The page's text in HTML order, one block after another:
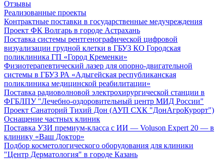
Отзывы
Реализованные проекты
Контрактные поставки в государственные медучреждения
Проект ФК Волгарь в городе Астрахань
Поставка системы рентгенографической цифровой
визуализации грудной клетки в ГБУЗ КО Городская
поликлиника ГП «Город Кременки»
Физиотерапевтический лазер для опорно-двигательной
системы в ГБУЗ РА «Адыгейская республиканская
поликлиника медицинской реабилитации»
Поставка радиоволновой электрохирургической станции в
ФГБЛПУ "Лечебно-оздоровительный центр МИД России"
Проект Санаторий Тихий Дон (АУП СХК "ДонАгроКурорт")
Оснащение частных клиник
Поставка УЗИ премиум-класса с ИИ — Voluson Expert 20 — в
клинику «Ваш Доктор»
Подбор косметологического оборудования для клиники
"Центр Дерматология" в городе Казань